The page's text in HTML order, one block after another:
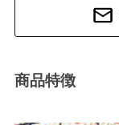
商品特徴